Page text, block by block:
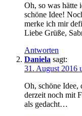
Oh, so was hätte
schöne Idee!
merke ich mir
Liebe Grüße,
Antworten
Daniela sagt:
31. August 2016
Oh, schöne Idee,
derzeit noch mit
als gedacht…